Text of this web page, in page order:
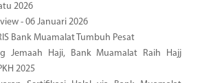
2026
- 06 Januari 2026
Bank Muamalat Tumbuh Pesat
Jemaah Haji, Bank Muamalat Raih Hajj
2025